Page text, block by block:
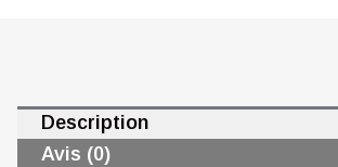
Description
Avis (0)